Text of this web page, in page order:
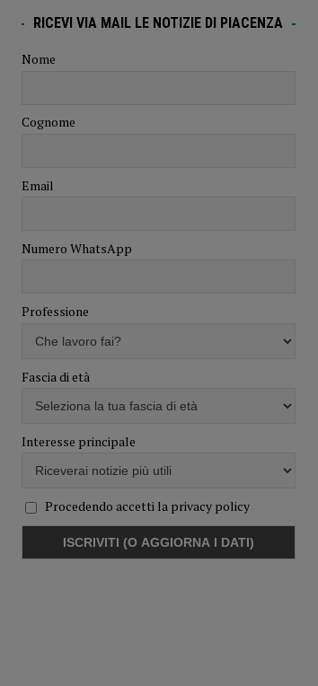
RICEVI VIA MAIL LE NOTIZIE DI PIACENZA
Nome
Cognome
Email
Numero WhatsApp
Professione
Fascia di età
Interesse principale
Procedendo accetti la privacy policy